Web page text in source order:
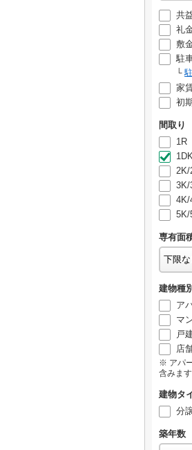
共
礼
敷
駐
家
初
間取り
1R
2K/
3K/
4K/
5K/
専有面
建物種別
ア
マ
戸
店
アパ
含みます
建物タ
分
築年数